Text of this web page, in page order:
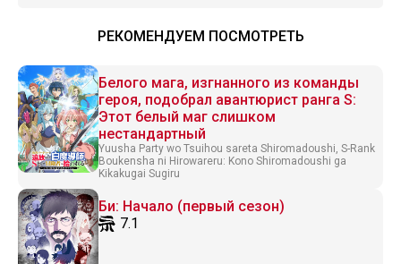
РЕКОМЕНДУЕМ ПОСМОТРЕТЬ
Белого мага, изгнанного из команды
героя, подобрал авантюрист ранга S:
Этот белый маг слишком
нестандартный
Yuusha Party wo Tsuihou sareta Shiromadoushi, S-Rank
Boukensha ni Hirowareru: Kono Shiromadoushi ga
Kikakugai Sugiru
Би: Начало (первый сезон)
7.1